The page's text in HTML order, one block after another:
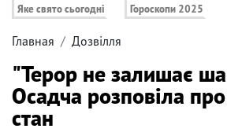
Яке свято сьогодні Гороскопи 2025
Главная Дозвілля
"Терор не залишає
Осадча розповіла
стан